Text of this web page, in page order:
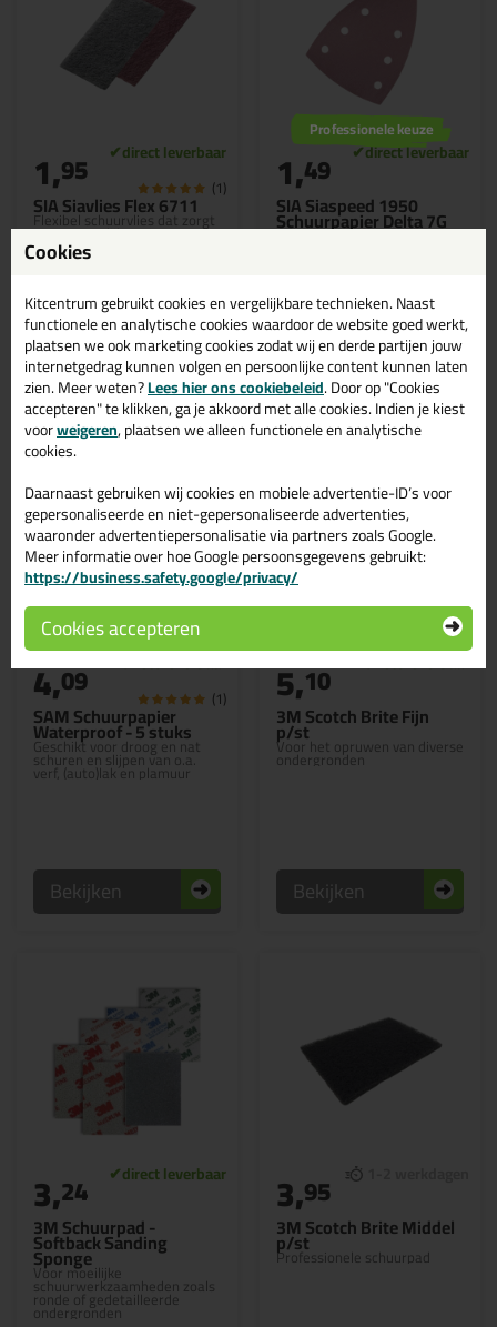
SIA Siavlies Flex 6711
Flexibel schuurvlies dat zorgt
voor een gelijkmatig
schuurbeeld | Heeft een lange
levensduur en slibt niet dicht
1,95 (1)
Bekijken
SIA Siaspeed 1950
Schuurpapier Delta 7G
Schuur oude verflagen,
Professionele keuze
1,49
Bekijken
SAM Schuurpapier
Waterproof - 5 stuks
Geschikt voor droog en nat
schuren en slijpen van o.a.
verf, (auto)lak en plamuur
Professionele keuze
4,09 (1)
Bekijken
3M Scotch Brite Fijn
p/st
Voor het opruwen van diverse
ondergronden
5,10
Bekijken
3M Schuurpad -
Softback Sanding
Sponge
Voor moeilijke
schuurwerkzaamheden zoals
ronde of gedetailleerde
ondergronden
3,24
3M Scotch Brite Middel
p/st
Professionele schuurpad
3,95
Cookies
Kitcentrum gebruikt cookies en vergelijkbare technieken. Naast
functionele en analytische cookies waardoor de website goed werkt,
plaatsen we ook marketing cookies zodat wij en derde partijen jouw
internetgedrag kunnen volgen en persoonlijke content kunnen laten
zien. Meer weten?Lees hier ons cookiebeleid. Door op "Cookies
accepteren" te klikken, ga je akkoord met alle cookies. Indien je kiest
voorweigeren, plaatsen we alleen functionele en analytische
cookies.
Daarnaast gebruiken wij cookies en mobiele advertentie-ID’s voor
gepersonaliseerde en niet-gepersonaliseerde advertenties,
waaronder advertentiepersonalisatie via partners zoals Google.
Meer informatie over hoe Google persoonsgegevens gebruikt:
https://business.safety.google/privacy/
Cookies accepteren